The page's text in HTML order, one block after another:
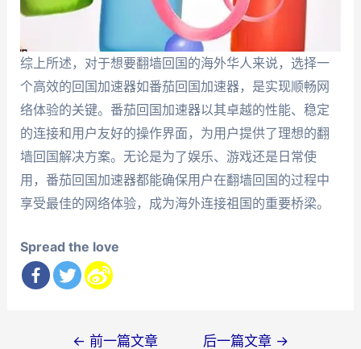
综上所述，对于想要翻墙回国的海外华人来说，选择一
个高效的回国加速器如番茄回国加速器，是实现顺畅网
络体验的关键。番茄回国加速器以其卓越的性能、稳定
的连接和用户友好的操作界面，为用户提供了理想的翻
墙回国解决方案。无论是为了娱乐、游戏还是日常使
用，番茄回国加速器都能确保用户在翻墙回国的过程中
享受最佳的网络体验，成为海外连接祖国的重要桥梁。
Spread the love
← 前一篇文章 后一篇文章 →